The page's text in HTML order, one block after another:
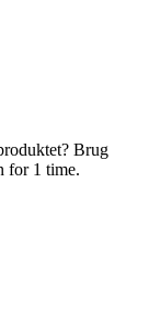
Brug
for 1 time.